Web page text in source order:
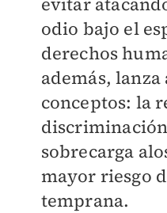
odio bajo el
derechos
además,
conceptos: la
sobrecarga
mayor riesgo
temprana.